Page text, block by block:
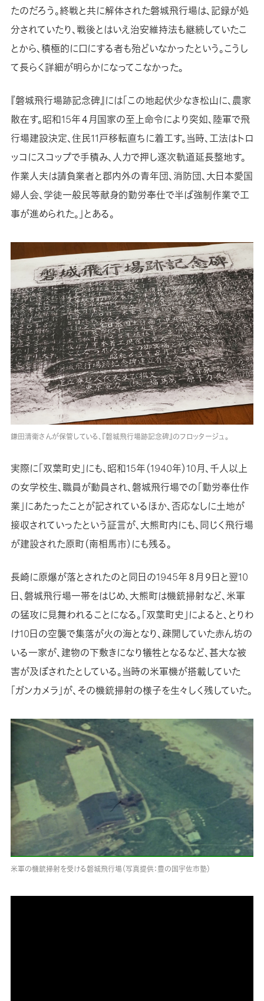
たのだろう。終戦と共に解体された磐城飛行場は、記録が処
分されていたり、戦後とはいえ治安維持法も継続していたこ
とから、積極的に口にする者も殆どいなかったという。こうし
て長らく詳細が明らかになってこなかった。
『磐城飛行場跡記念碑』には「この地起伏少なき松山に、農家
散在す。昭和15年４月国家の至上命令により突如、陸軍で飛
行場建設決定、住民11戸移転直ちに着工す。当時、工法はトロ
ッコにスコップで手積み、人力で押し逐次軌道延長整地す。
作業人夫は請負業者と郡内外の青年団、消防団、大日本愛国
婦人会、学徒一般民等献身的勤労奉仕で半ば強制作業で工
事が進められた。」とある。
鎌田清衛さんが保管している、『磐城飛行場跡記念碑』のフロッタージュ。
実際に「双葉町史」にも、昭和15年（1940年）10月、千人以上
の女学校生、職員が動員され、磐城飛行場での「勤労奉仕作
業」にあたったことが記されているほか、否応なしに土地が
接収されていったという証言が、大熊町内にも、同じく飛行場
が建設された原町（南相馬市）にも残る。
長崎に原爆が落とされたのと同日の1945年８月９日と翌10
日、磐城飛行場一帯をはじめ、大熊町は機銃掃射など、米軍
の猛攻に見舞われることになる。「双葉町史」によると、とりわ
け10日の空襲で集落が火の海となり、疎開していた赤ん坊の
いる一家が、建物の下敷きになり犠牲となるなど、甚大な被
害が及ぼされたとしている。当時の米軍機が搭載していた
「ガンカメラ」が、その機銃掃射の様子を生々しく残していた。
米軍の機銃掃射を受ける磐城飛行場（写真提供：豊の国宇佐市塾）